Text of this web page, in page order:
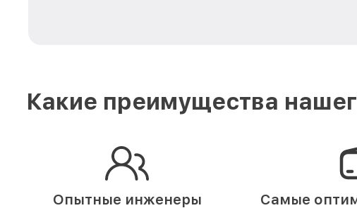
Какие преимущества
Опытные инженеры
Самые